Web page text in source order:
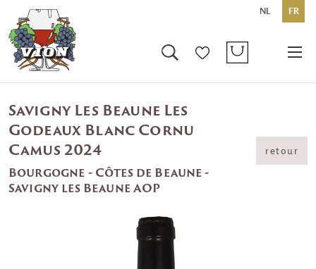
NL FR
Savigny Les Beaune Les
Godeaux Blanc Cornu
Camus 2024
Bourgogne - Côtes de Beaune -
Savigny les Beaune AOP
retour